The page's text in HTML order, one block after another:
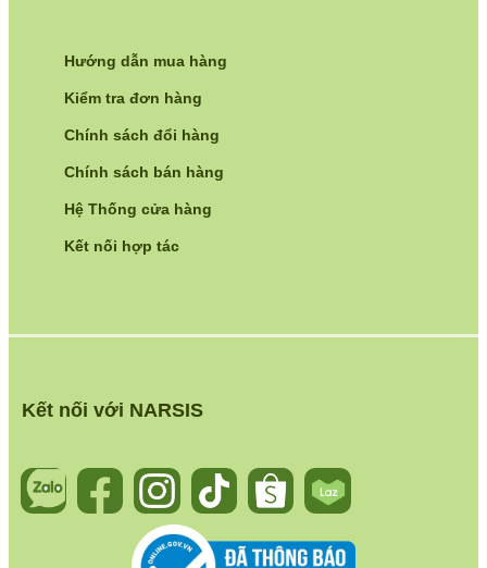
Kết nối với NARSIS
Hướng dẫn mua hàng
Kiểm tra đơn hàng
Chính sách đổi hàng
Chính sách bán hàng
Hệ Thống cửa hàng
Kết nối hợp tác